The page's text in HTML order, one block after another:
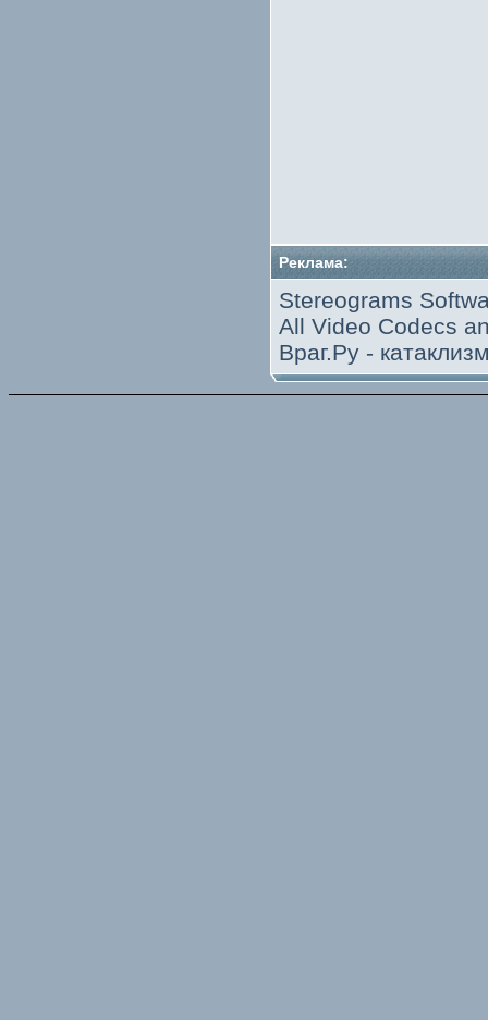
Реклама:
Stereograms
All Video Codecs
Враг.Ру -